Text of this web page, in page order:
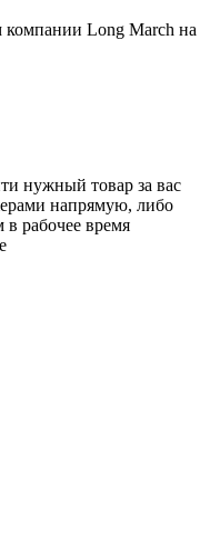
Long March на
нужный товар за вас
напрямую, либо
рабочее время